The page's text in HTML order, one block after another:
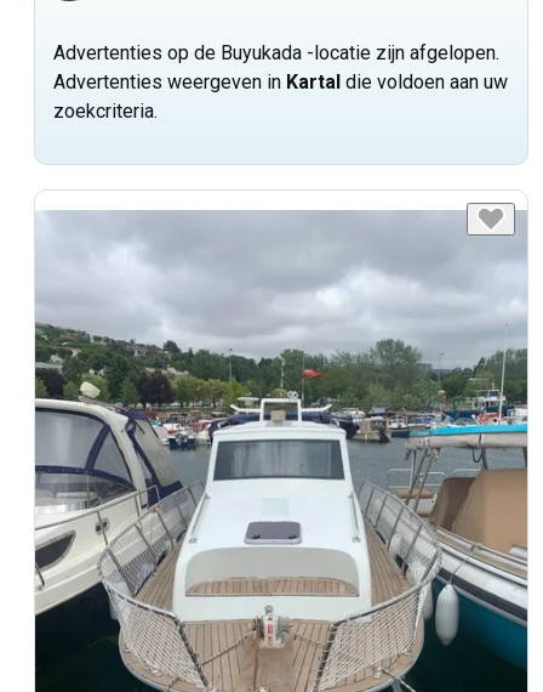
Advertenties op de Buyukada -locatie zijn afgelopen.
Advertenties weergeven in Kartal die voldoen aan uw
zoekcriteria.